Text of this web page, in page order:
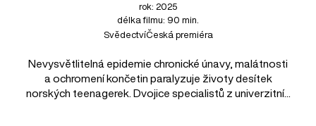
rok: 2025
délka filmu: 90 min.
SvědectvíČeská premiéra
Nevysvětlitelná epidemie chronické únavy, malátnosti
a ochromení končetin paralyzuje životy desítek
norských teenagerek. Dvojice specialistů z univerzitní...